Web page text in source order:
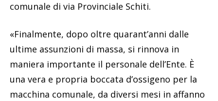
comunale di via Provinciale Schiti.
«Finalmente, dopo oltre quarant’anni dalle
ultime assunzioni di massa, si rinnova in
maniera importante il personale dell’Ente. È
una vera e propria boccata d’ossigeno per la
macchina comunale, da diversi mesi in affanno